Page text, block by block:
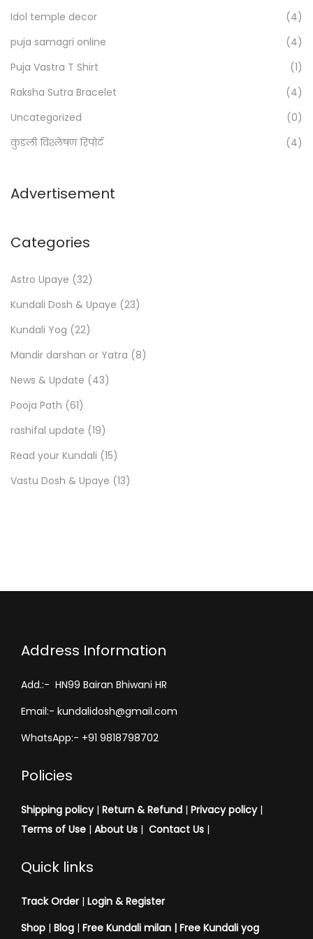
r
:
>
Idol temple decor
(4)
puja samagri online
(4)
Puja Vastra T Shirt
(1)
Raksha Sutra Bracelet
(4)
Uncategorized
(0)
कुंडली विश्लेषण रिपोर्ट
(4)
Advertisement
Categories
Astro Upaye (32)
Kundali Dosh & Upaye (23)
Kundali Yog (22)
Mandir darshan or Yatra (8)
News & Update (43)
Pooja Path (61)
rashifal update (19)
Read your Kundali (15)
Vastu Dosh & Upaye (13)
Address Information
Add.:- HN99 Bairan Bhiwani HR
Email:- kundalidosh@gmail.com
WhatsApp:- +91 9818798702
Policies
Shipping policy| Return & Refund | Privacy policy|
Terms of Use | About Us | Contact Us |
Quick links
Track Order | Login & Register
Shop | Blog | Free Kundali milan | Free Kundali yog